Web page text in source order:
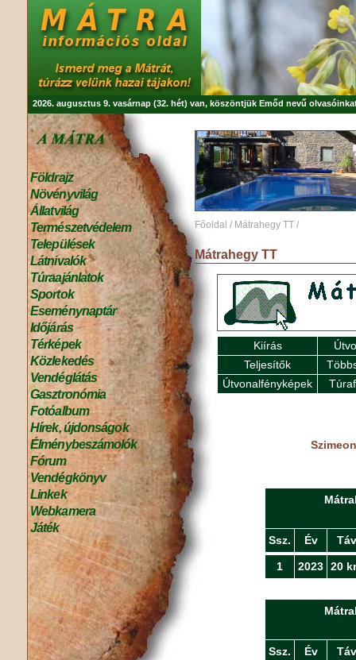
2026. augusztus 9. vasárnap (32. hét) van, köszöntjük Emőd nevű
Földrajz
Növényvilág
Állatvilág
Természetvédelem
Települések
Látnivalók
Túraajánlatok
Sportok
Eseménynaptár
Időjárás
Térképek
Közlekedés
Vendéglátás
Gasztronómia
Fotóalbum
Hírek, újdonságok
Élménybeszámolók
Fórum
Vendégkönyv
Linkek
Webkamera
Játék
Főoldal / Mátrahegy TT /
Mátrahegy TT
Kiírás
Teljesítők
Útvonalfényképek
Ssz. Év Táv
1 2023 20
Ssz. Év Táv